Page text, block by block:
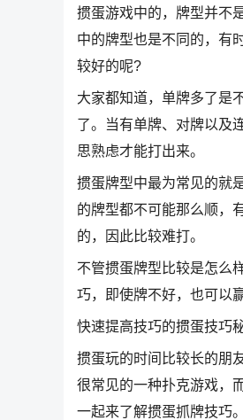
掼蛋游戏中的，牌型并不
中的牌型也是不同的，有
较好的呢?
大家都知道，单牌多了是
了。当有单牌、对牌以及
思熟虑才能打出来。
掼蛋牌型中最为常见的就
的牌型都不可能那么顺，
的，因此比较难打。
不管掼蛋牌型比较是怎么
巧，即使牌不好，也可以
快速提高技巧的掼蛋技巧
掼蛋玩的时间比较长的朋
很常见的一种扑克游戏，
一起来了解掼蛋抓牌技巧。